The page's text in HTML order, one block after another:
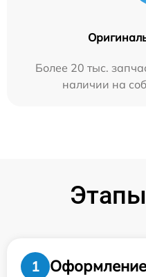
Более 20 тыс.
наличии на
1